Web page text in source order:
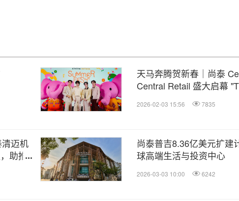
天马奔腾贺新春｜尚泰
Central Retail 盛大启幕
2026-02-03 15:56 7835
迈机
助推
尚泰普吉8.36亿美元扩建
球高端生活与投资中心
2026-03-03 10:00 6242